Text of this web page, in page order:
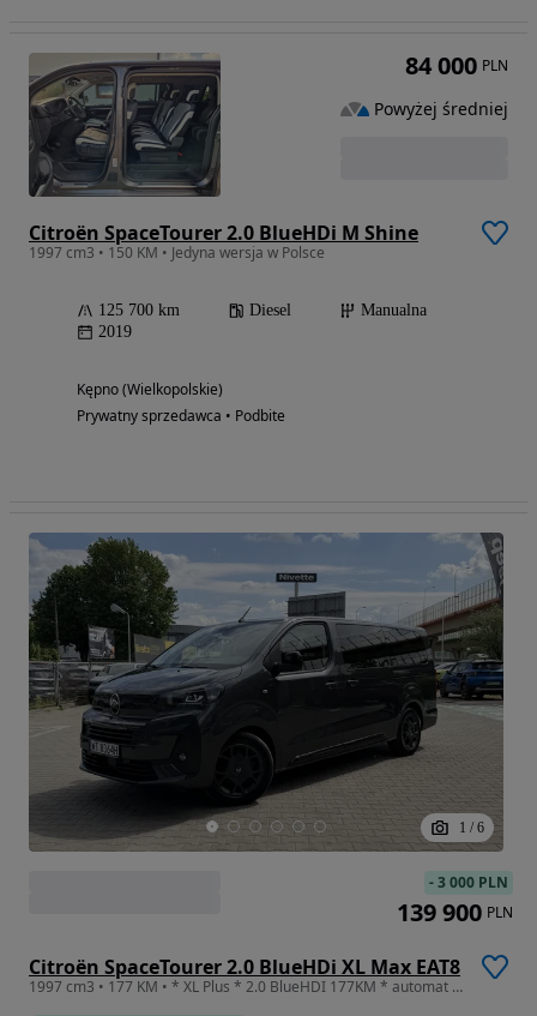
Citroën SpaceTourer 2.0 BlueHDi M Shine
1997 cm3 • 150 KM • Jedyna wersja w Polsce
125 700 km Diesel
Manualna
2019
Kępno (Wielkopolskie)
Prywatny sprzedawca • Podbite
84 000 PLN
Powyżej średniej
1 / 6
Citroën SpaceTourer 2.0 BlueHDi XL Max EAT8
1997 cm3 • 177 KM • * XL Plus * 2.0 BlueHDI 177KM * automat * 9-osobowy * FV23%
-3 000 PLN
139 900 PLN